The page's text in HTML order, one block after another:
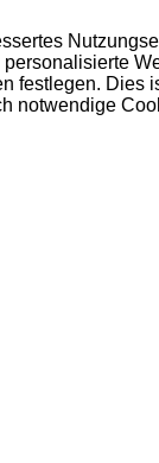
festlegen. Dies
notwendige